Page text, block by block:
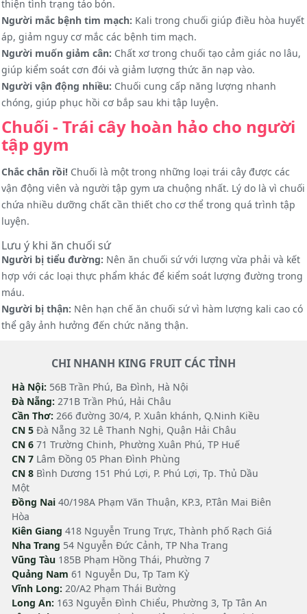
thiện tình trạng táo bón.
Người mắc bệnh tim mạch: Kali trong chuối giúp điều hòa huyết
áp, giảm nguy cơ mắc các bệnh tim mạch.
Người muốn giảm cân: Chất xơ trong chuối tạo cảm giác no lâu,
giúp kiểm soát cơn đói và giảm lượng thức ăn nạp vào.
Người vận động nhiều: Chuối cung cấp năng lượng nhanh
chóng, giúp phục hồi cơ bắp sau khi tập luyện.
Chuối - Trái cây hoàn hảo cho người
tập gym
Chắc chắn rồi! Chuối là một trong những loại trái cây được các
vận động viên và người tập gym ưa chuộng nhất. Lý do là vì chuối
chứa nhiều dưỡng chất cần thiết cho cơ thể trong quá trình tập
luyện.
Lưu ý khi ăn chuối sứ
Người bị tiểu đường: Nên ăn chuối sứ với lượng vừa phải và kết
hợp với các loại thực phẩm khác để kiểm soát lượng đường trong
máu.
Người bị thận: Nên hạn chế ăn chuối sứ vì hàm lượng kali cao có
thể gây ảnh hưởng đến chức năng thận.
CHI NHANH KING FRUIT CÁC TỈNH
Hà Nội: 56B Trần Phú, Ba Đình, Hà Nội
Đà Nẵng: 271B Trần Phú, Hải Châu
Cần Thơ: 266 đường 30/4, P. Xuân khánh, Q.Ninh Kiều
CN 5 Đà Nẵng 32 Lê Thanh Nghị, Quận Hải Châu
CN 6 71 Trường Chinh, Phường Xuân Phú, TP Huế
CN 7 Lâm Đồng 05 Phan Đình Phùng
CN 8 Bình Dương 151 Phú Lợi, P. Phú Lợi, Tp. Thủ Dầu
Một
Đồng Nai 40/198A Phạm Văn Thuận, KP.3, P.Tân Mai Biên
Hòa
Kiên Giang 418 Nguyễn Trung Trực, Thành phố Rạch Giá
Nha Trang 54 Nguyễn Đức Cảnh, TP Nha Trang
Vũng Tàu 185B Phạm Hồng Thái, Phường 7
Quảng Nam 61 Nguyễn Du, Tp Tam Kỳ
Vĩnh Long: 20/A2 Phạm Thái Bường
Long An: 163 Nguyễn Đình Chiểu, Phường 3, Tp Tân An